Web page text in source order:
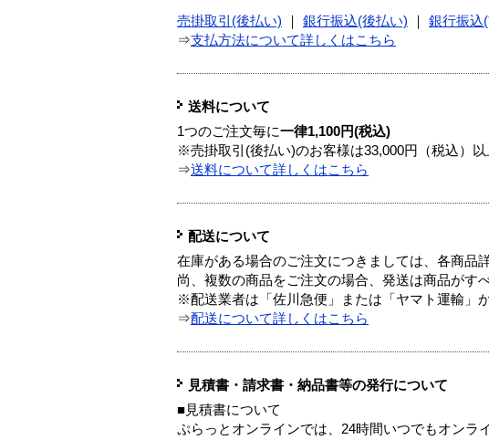
売掛取引(後払い) 銀行振込(後払い) 銀行振込
⇒支払方法について詳しくはこちら
送料について
1つのご注文毎に一律1,100円(税込)
※売掛取引(後払い)のお客様は33,000円（税込）以
⇒送料について詳しくはこちら
配送について
在庫がある場合のご注文につきましては、各商品
尚、複数の商品をご注文の場合、発送は商品がす
※配送業者は「佐川急便」または「ヤマト運輸」
⇒配送について詳しくはこちら
見積書・請求書・納品書等の発行について
■見積書について
ぷらっとオンラインでは、24時間いつでもオンラ